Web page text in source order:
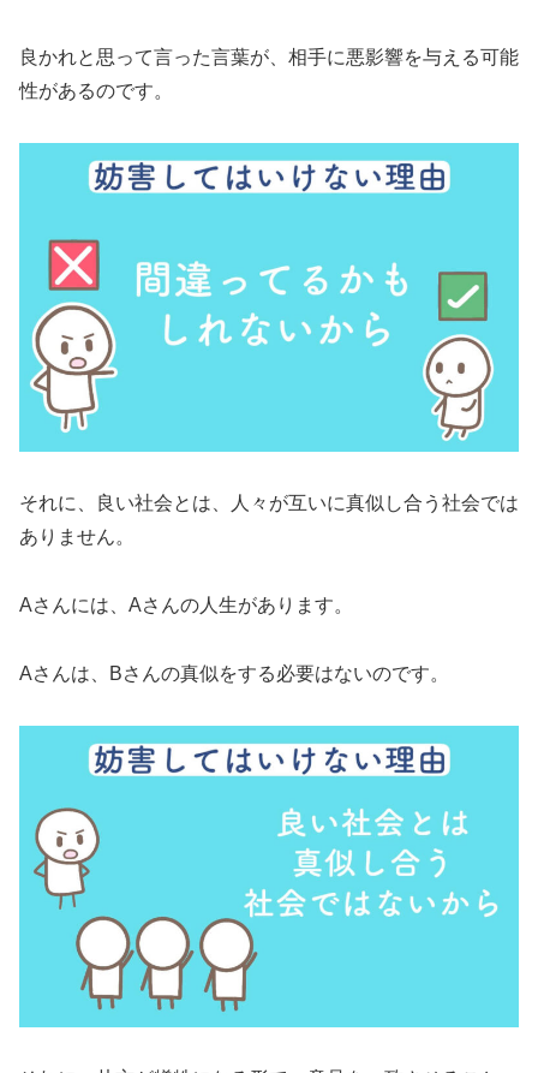
良かれと思って言った言葉が、相手に悪影響を与える可能
性があるのです。
それに、良い社会とは、人々が互いに真似し合う社会では
ありません。
Aさんには、Aさんの人生があります。
Aさんは、Bさんの真似をする必要はないのです。